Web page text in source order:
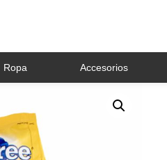
Ropa Accesorios